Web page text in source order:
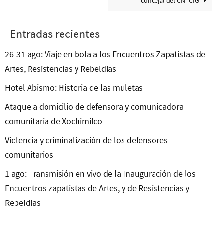
Entradas recientes
26-31 ago: Viaje en bola a los Encuentros Zapatistas de
Artes, Resistencias y Rebeldías
Hotel Abismo: Historia de las muletas
Ataque a domicilio de defensora y comunicadora
comunitaria de Xochimilco
Violencia y criminalización de los defensores
comunitarios
1 ago: Transmisión en vivo de la Inauguración de los
Encuentros zapatistas de Artes, y de Resistencias y
Rebeldías